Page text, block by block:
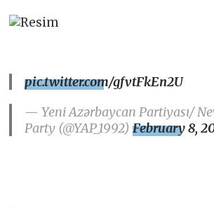
pic.twitter.com/gfvtFkEn2U
— Yeni Azərbaycan Partiyası/
Party (@YAP_1992)February 8,